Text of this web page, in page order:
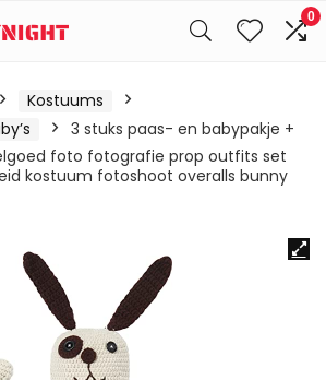
0
Kostuums
3 stuks paas- en babypakje +
foto fotografie prop outfits set
kostuum fotoshoot overalls bunny